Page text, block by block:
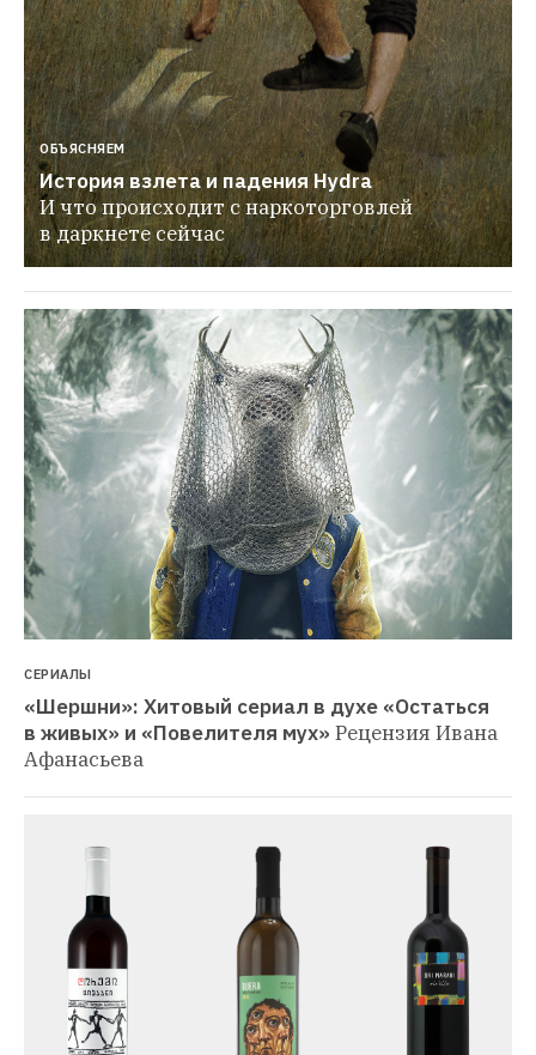
ОБЪЯСНЯЕМ
История взлета и падения Hydra
И что происходит с наркоторговлей
в даркнете сейчас
СЕРИАЛЫ
«Шершни»: Хитовый сериал в духе «Остаться
в живых» и «Повелителя мух» Рецензия Ивана
Афанасьева